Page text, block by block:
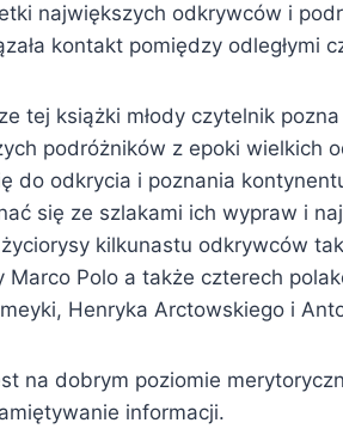
największych odkrywców i
kontakt pomiędzy odległymi
tej książki młody czytelnik
podróżników z epoki wielkich
do odkrycia i poznania
się ze szlakami ich wypraw i
kilkunastu odkrywców
Marco Polo a także czterech
Henryka Arctowskiego i
na dobrym poziomie
informacji.